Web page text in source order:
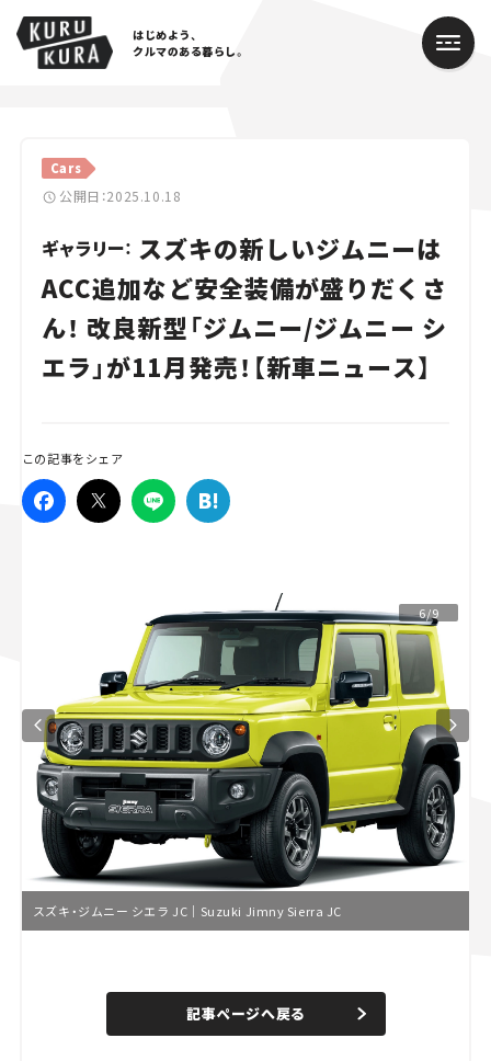
はじめよう、
クルマのある暮らし。
Cars
公開日：2025.10.18
ギャラリー： スズキの新しいジムニーは
ACC追加など安全装備が盛りだくさ
ん！ 改良新型「ジムニー/ジムニー シ
エラ」が11月発売！【新車ニュース】
この記事をシェア
6/9
スズキ・ジムニー シエラ JC｜Suzuki Jimny Sierra JC
n
e
d
記事ページへ戻る
Cars
Lifestyle
Traffic
Special
Campaign
人気のハッシュタグ
スズキ ジムニー｜Suzuki Jimny